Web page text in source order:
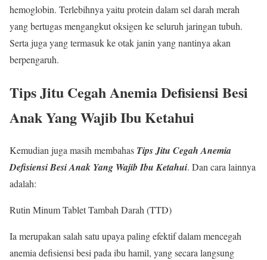
hemoglobin. Terlebihnya yaitu protein dalam sel darah merah
yang bertugas mengangkut oksigen ke seluruh jaringan tubuh.
Serta juga yang termasuk ke otak janin yang nantinya akan
berpengaruh.
Tips Jitu Cegah Anemia Defisiensi Besi
Anak Yang Wajib Ibu Ketahui
Kemudian juga masih membahas Tips Jitu Cegah Anemia
Defisiensi Besi Anak Yang Wajib Ibu Ketahui. Dan cara lainnya
adalah:
Rutin Minum Tablet Tambah Darah (TTD)
Ia merupakan salah satu upaya paling efektif dalam mencegah
anemia defisiensi besi pada ibu hamil, yang secara langsung